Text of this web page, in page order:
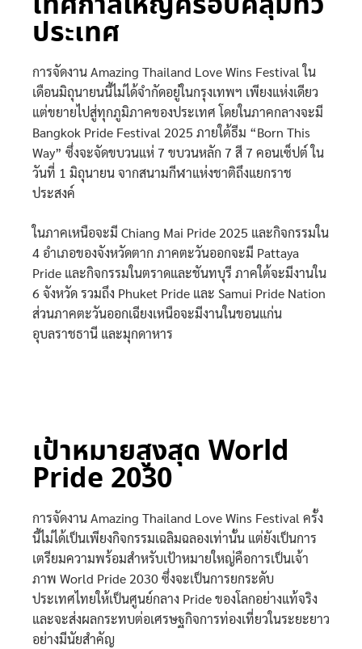
ประเทศ
การจัดงาน Amazing Thailand Love Wins Festival ใน
เดือนมิถุนายนนี้ไม่ได้จำกัดอยู่ในกรุงเทพฯ เพียงแห่งเดียว
แต่ขยายไปสู่ทุกภูมิภาคของประเทศ โดยในภาคกลางจะมี
Bangkok Pride Festival 2025 ภายใต้ธีม “Born This
Way” ซึ่งจะจัดขบวนแห่ 7 ขบวนหลัก 7 สี 7 คอนเซ็ปต์ ใน
วันที่ 1 มิถุนายน จากสนามกีฬาแห่งชาติถึงแยกราช
ประสงค์
ในภาคเหนือจะมี Chiang Mai Pride 2025 และกิจกรรมใน
4 อำเภอของจังหวัดตาก ภาคตะวันออกจะมี Pattaya
Pride และกิจกรรมในตราดและชันทบุรี ภาคใต้จะมีงานใน
6 จังหวัด รวมถึง Phuket Pride และ Samui Pride Nation
ส่วนภาคตะวันออกเฉียงเหนือจะมีงานในขอนแก่น
อุบลราชธานี และมุกดาหาร
เป้าหมายสูงสุด World
Pride 2030
การจัดงาน Amazing Thailand Love Wins Festival ครั้ง
นี้ไม่ได้เป็นเพียงกิจกรรมเฉลิมฉลองเท่านั้น แต่ยังเป็นการ
เตรียมความพร้อมสำหรับเป้าหมายใหญ่คือการเป็นเจ้า
ภาพ World Pride 2030 ซึ่งจะเป็นการยกระดับ
ประเทศไทยให้เป็นศูนย์กลาง Pride ของโลกอย่างแท้จริง
และจะส่งผลกระทบต่อเศรษฐกิจการท่องเที่ยวในระยะยาว
อย่างมีนัยสำคัญ